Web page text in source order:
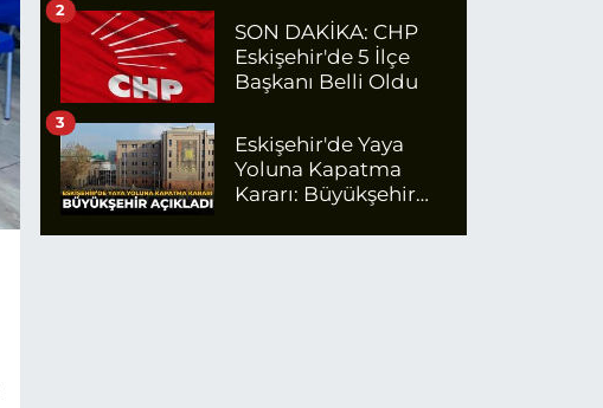
Yapılamayacak
SON DAKİKA: CHP
Eskişehir'de 5 İlçe
Başkanı Belli Oldu
2
Eskişehir'de Yaya
Yoluna Kapatma
Kararı: Büyükşehir
3